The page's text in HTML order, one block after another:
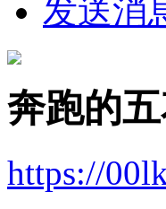
发送消
奔跑的
https://